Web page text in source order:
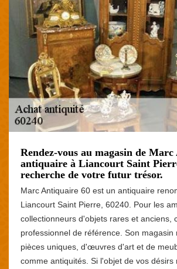
Rendez-vous au magasin de
antiquaire à Liancourt Saint
recherche de votre futur trésor.
Marc Antiquaire 60 est un antiquaire
Liancourt Saint Pierre, 60240. Pour les
collectionneurs d'objets rares et anciens,
professionnel de référence. Son magasin
pièces uniques, d'œuvres d'art et de
comme antiquités. Si l'objet de vos désirs